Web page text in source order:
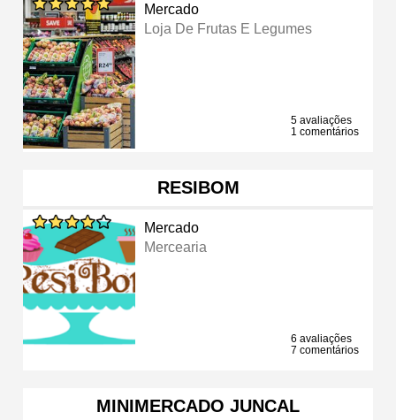
Mercado
Loja De Frutas E Legumes
5 avaliações
1 comentários
RESIBOM
Mercado
Mercearia
6 avaliações
7 comentários
MINIMERCADO JUNCAL